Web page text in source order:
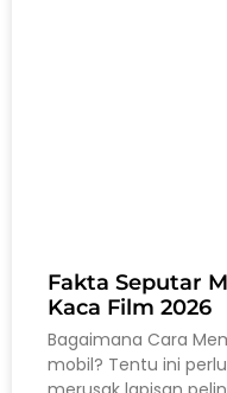
Fakta Seputar
Kaca Film 2026
Bagaimana Cara
mobil? Tentu ini